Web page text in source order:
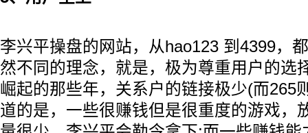
李兴平操盘的网站，从hao123 到4399，
然不同的理念，就是，极为尊重用户的选
崛起的那些年，关系户的链接极少(而265
道的是，一些很赚钱但是很重度的游戏，